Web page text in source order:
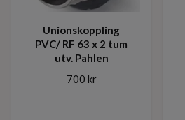
Unionskoppling
PVC/ RF 63 x 2 tum
utv. Pahlen
700 kr